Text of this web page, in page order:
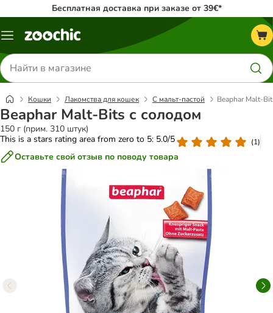
Бесплатная доставка при заказе от 39€*
Каталог
Поиск
товаров
Кошки Лакомства для кошек С мальт-пастой Beaphar Malt-
Beaphar Malt-Bits с солодом
150 г (прим. 310 штук)
This is a stars rating area from zero to 5: 5.0/5
(1)
Оставьте свой отзыв по поводу товара